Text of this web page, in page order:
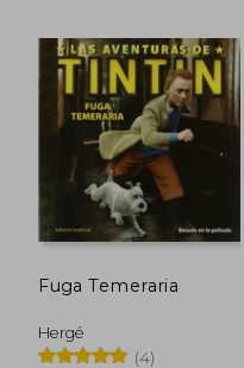
Fuga Temeraria
Hergé
(4)